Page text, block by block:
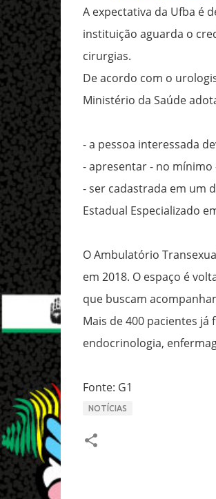
A expectativa da Ufba é
instituição aguarda o
cirurgias.
De acordo com o
Ministério da Saúde
- a pessoa interessada
- apresentar - no
- ser cadastrada em um
Estadual Especializado
O Ambulatório
em 2018. O espaço é
que buscam
Mais de 400 pacientes
endocrinologia,
Fonte: G1
NOTÍCIAS